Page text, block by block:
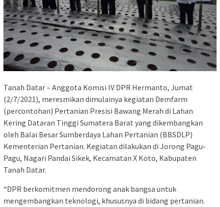
Tanah Datar – Anggota Komisi IV DPR Hermanto, Jumat
(2/7/2021), meresmikan dimulainya kegiatan Demfarm
(percontohan) Pertanian Presisi Bawang Merah di Lahan
Kering Dataran Tinggi Sumatera Barat yang dikembangkan
oleh Balai Besar Sumberdaya Lahan Pertanian (BBSDLP)
Kementerian Pertanian. Kegiatan dilakukan di Jorong Pagu-
Pagu, Nagari Pandai Sikek, Kecamatan X Koto, Kabupaten
Tanah Datar.
“DPR berkomitmen mendorong anak bangsa untuk
mengembangkan teknologi, khususnya di bidang pertanian.